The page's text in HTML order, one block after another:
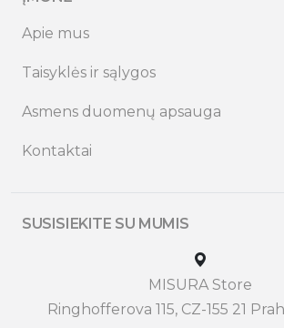
Apie mus
Taisyklės ir sąlygos
Asmens duomenų apsauga
Kontaktai
SUSISIEKITE SU MUMIS
MISURA Store
Ringhofferova 115, CZ-155 21